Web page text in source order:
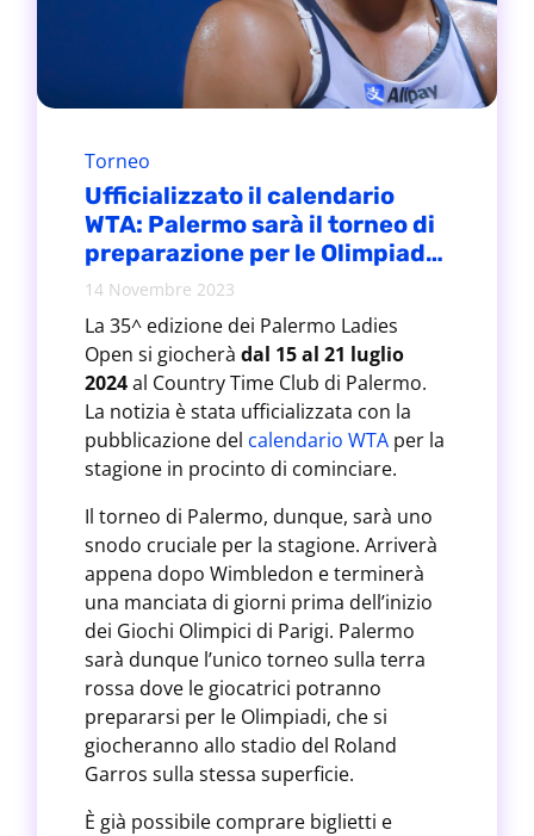
Torneo
Ufficializzato il calendario
WTA: Palermo sarà il torneo di
preparazione per le Olimpiadi
di Parigi
14 Novembre 2023
La 35^ edizione dei Palermo Ladies
Open si giocherà dal 15 al 21 luglio
2024al Country Time Club di Palermo.
La notizia è stata ufficializzata con la
pubblicazione del calendario WTAper la
stagione in procinto di cominciare.
Il torneo di Palermo, dunque, sarà uno
snodo cruciale per la stagione. Arriverà
appena dopo Wimbledon e terminerà
una manciata di giorni prima dell’inizio
dei Giochi Olimpici di Parigi. Palermo
sarà dunque l’unico torneo sulla terra
rossa dove le giocatrici potranno
prepararsi per le Olimpiadi, che si
giocheranno allo stadio del Roland
Garros sulla stessa superficie.
È già possibile comprare biglietti e